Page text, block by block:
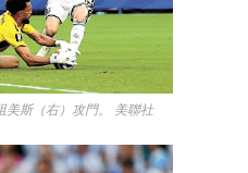
美斯（右）攻門。 美聯社